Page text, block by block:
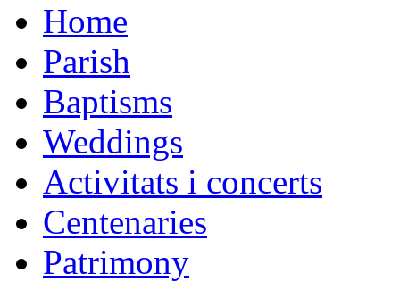
Home
Parish
Baptisms
Weddings
Activitats i concerts
Centenaries
Patrimony